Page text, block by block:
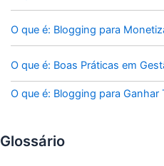
O que é: Blogging para
O que é: Boas Práticas em
O que é: Blogging para Ganhar
Glossário